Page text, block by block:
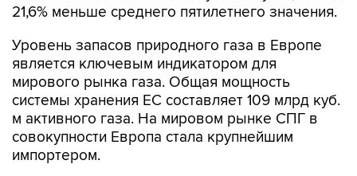
21,6% меньше среднего пятилетнего значения.
Уровень запасов природного газа в Европе
является ключевым индикатором для
мирового рынка газа. Общая мощность
системы хранения ЕС составляет 109 млрд куб.
м активного газа. На мировом рынке СПГ в
совокупности Европа стала крупнейшим
импортером.